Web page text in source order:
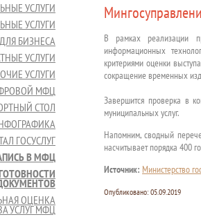
УСЛУГИ
УСЛУГИ
БИЗНЕСА
УСЛУГИ
УСЛУГИ
МФЦ
СТОЛ
ГОСУСЛУГ
В МФЦ
ОЦЕНКА
УСЛУГ МФЦ
В рамках реализации
информационных
критериями оценки
сокращение временных
Завершится проверка в
муниципальных услуг.
Напомним, сводный
насчитывает порядка 400
Источник: Министерство
Опубликовано: 05.09.2019